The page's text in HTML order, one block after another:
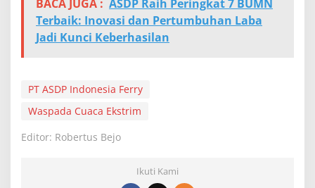
BACA JUGA : ASDP Raih Peringkat 7 BUMN
Terbaik: Inovasi dan Pertumbuhan Laba
Jadi Kunci Keberhasilan
PT ASDP Indonesia Ferry
Waspada Cuaca Ekstrim
Editor: Robertus Bejo
Ikuti Kami